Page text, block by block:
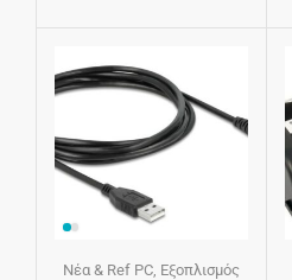
Νέα & Ref PC, Εξοπλισμός